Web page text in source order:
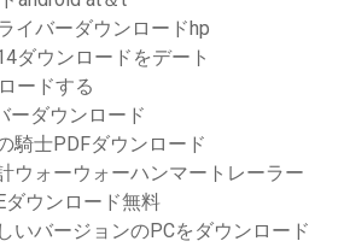
イバーダウンロードhp
ダウンロードをデート
ードする
ーダウンロード
騎士PDFダウンロード
ウォーウォーハンマートレーラー
ダウンロード無料
いバージョンのPCをダウンロード